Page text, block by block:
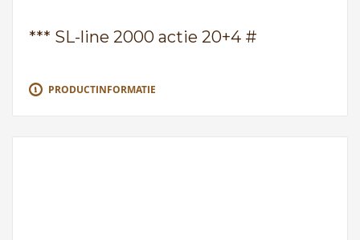
*** SL-line 2000 actie 20+4 #
PRODUCTINFORMATIE